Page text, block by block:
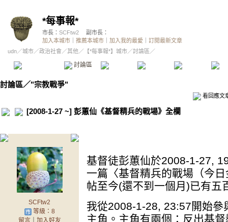
*每事報*
市長： SCFtw2
副市長：
加入本城市
推薦本城市 加入我的最愛
訂閱最新文章
udn／城市／政治社會 ／其他 ／ 【*每事報*】城市／討論區／
討論區 精華區 投票區 影像館
討論區／"宗教戰爭"
看回應文
[2008-1-27 ~] 彭蕙仙《基督精兵的戰場》全欄
SCFtw2
等級：8
留言｜ 加入好友
基督徒彭蕙仙於2008-1-27,
一篇〈基督精兵的戰場（今
帖至今(還不到一個月)已有五
我從2008-1-28, 23:57開始參
主角。主角有兩個：反出基